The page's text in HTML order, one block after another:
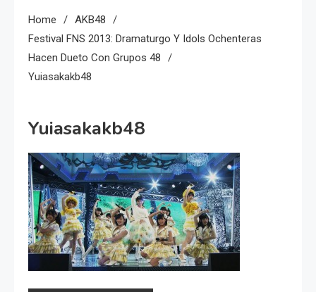
Home
AKB48
Festival FNS 2013: Dramaturgo Y Idols Ochenteras
Hacen Dueto Con Grupos 48
Yuiasakakb48
Yuiasakakb48